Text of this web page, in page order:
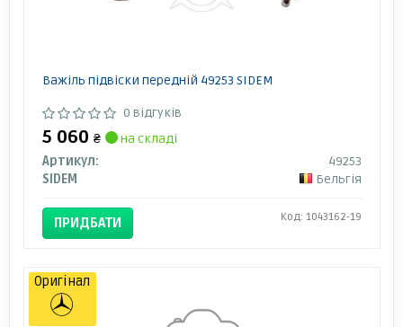
Важіль підвіски передній 49253 SIDEM
0 відгуків
5 060 ₴
на складі
Артикул:
49253
SIDEM
Бельгія
ПРИДБАТИ Код: 1043162-19
Оригінал